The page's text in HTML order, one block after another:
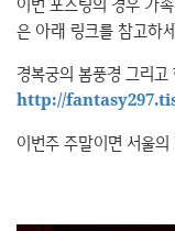
은 아래 링크를 참고하
경복궁의 봄풍경 그리
http://
이번주 주말이면 서울